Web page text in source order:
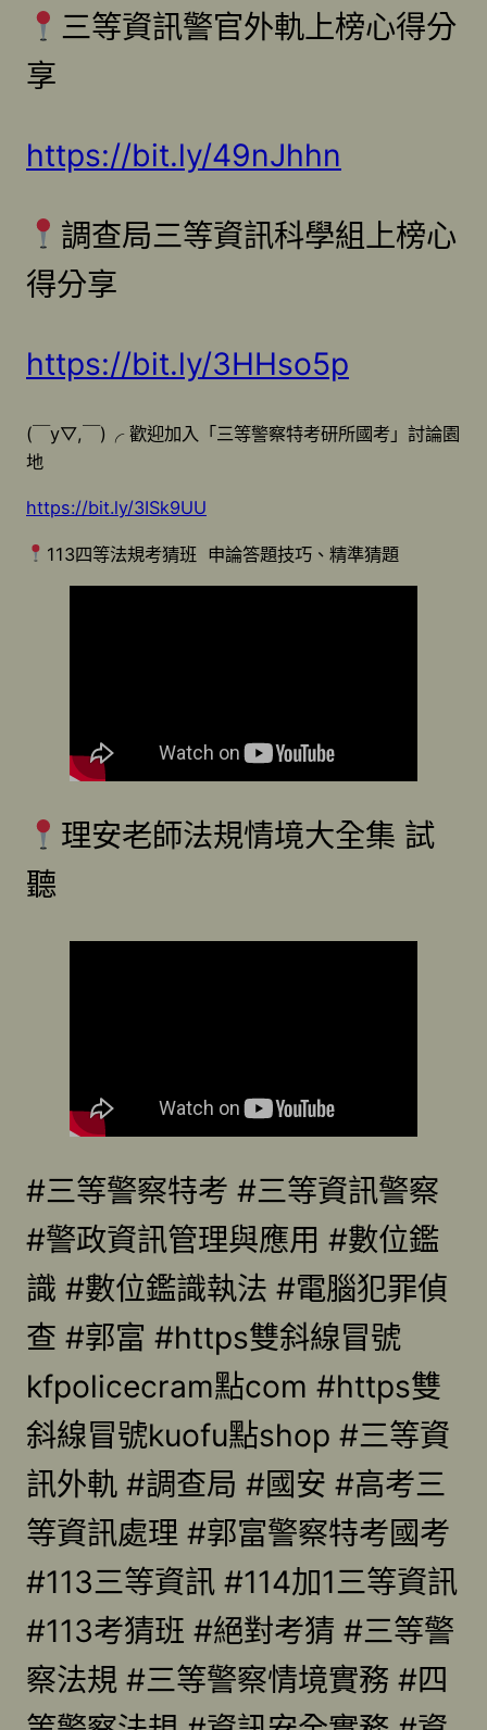
三等資訊警官外軌上榜心得分
享
https://bit.ly/49nJhhn
調查局三等資訊科學組上榜心
得分享
https://bit.ly/3HHso5p
(￣y▽,￣)╭ 歡迎加入「三等警察特考研所國考」討論園
地
https://bit.ly/3ISk9UU
113四等法規考猜班 申論答題技巧、精準猜題
理安老師法規情境大全集 試
聽
#三等警察特考 #三等資訊警察
#警政資訊管理與應用 #數位鑑
識 #數位鑑識執法 #電腦犯罪偵
查 #郭富 #https雙斜線冒號
kfpolicecram點com #https雙
斜線冒號kuofu點shop #三等資
訊外軌 #調查局 #國安 #高考三
等資訊處理 #郭富警察特考國考
#113三等資訊 #114加1三等資訊
#113考猜班 #絕對考猜 #三等警
察法規 #三等警察情境實務 #四